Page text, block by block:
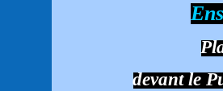
devant le